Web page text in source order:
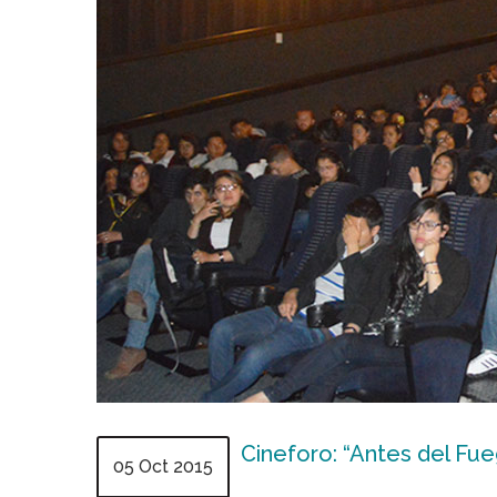
05 Oct 2015 Cineforo: “Antes del